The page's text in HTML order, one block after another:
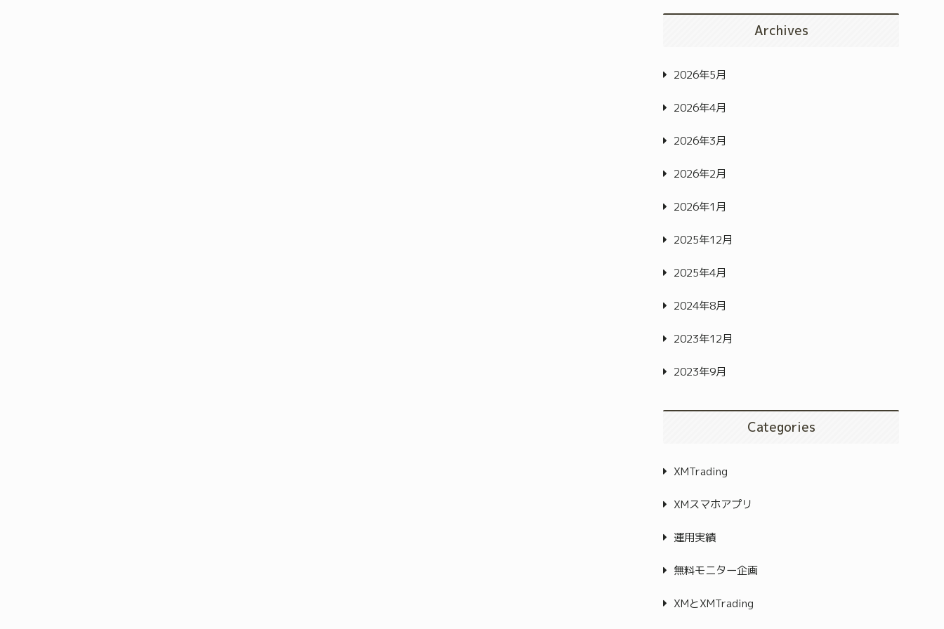
Archives
2026年5月
2026年4月
2026年3月
2026年2月
2026年1月
2025年12月
2025年4月
2024年8月
2023年12月
2023年9月
Categories
XMTrading
XMスマホアプリ
運用実績
無料モニター企画
XMとXMTrading